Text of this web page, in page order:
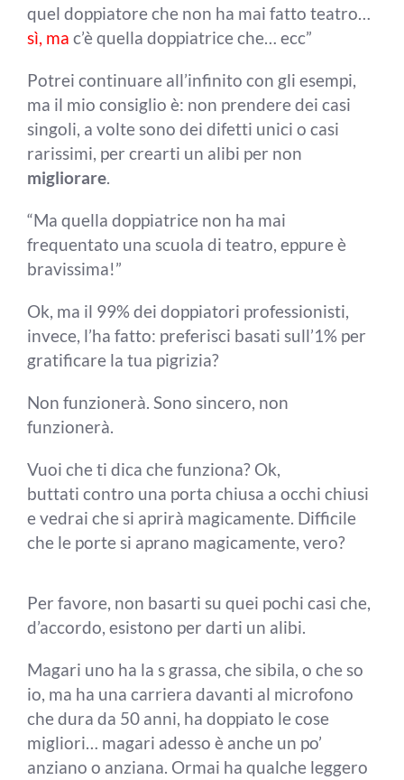
quel doppiatore che non ha mai fatto teatro…
sì, ma c’è quella doppiatrice che… ecc”
Potrei continuare all’infinito con gli esempi,
ma il mio consiglio è: non prendere dei casi
singoli, a volte sono dei difetti unici o casi
rarissimi, per crearti un alibi per non
migliorare.
“Ma quella doppiatrice non ha mai
frequentato una scuola di teatro, eppure è
bravissima!”
Ok, ma il 99% dei doppiatori professionisti,
invece, l’ha fatto: preferisci basati sull’1% per
gratificare la tua pigrizia?
Non funzionerà. Sono sincero, non
funzionerà.
Vuoi che ti dica che funziona? Ok,
buttati contro una porta chiusa a occhi chiusi
e vedrai che si aprirà magicamente. Difficile
che le porte si aprano magicamente, vero?
Per favore, non basarti su quei pochi casi che,
d’accordo, esistono per darti un alibi.
Magari uno ha la s grassa, che sibila, o che so
io, ma ha una carriera davanti al microfono
che dura da 50 anni, ha doppiato le cose
migliori… magari adesso è anche un po’
anziano o anziana. Ormai ha qualche leggero